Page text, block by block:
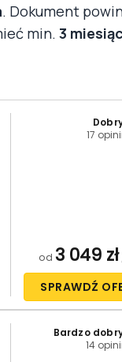
. Dokument
min. 3
17 opinii
od 3 049 zł
SPRAWDŹ
Bardzo
14 opinii